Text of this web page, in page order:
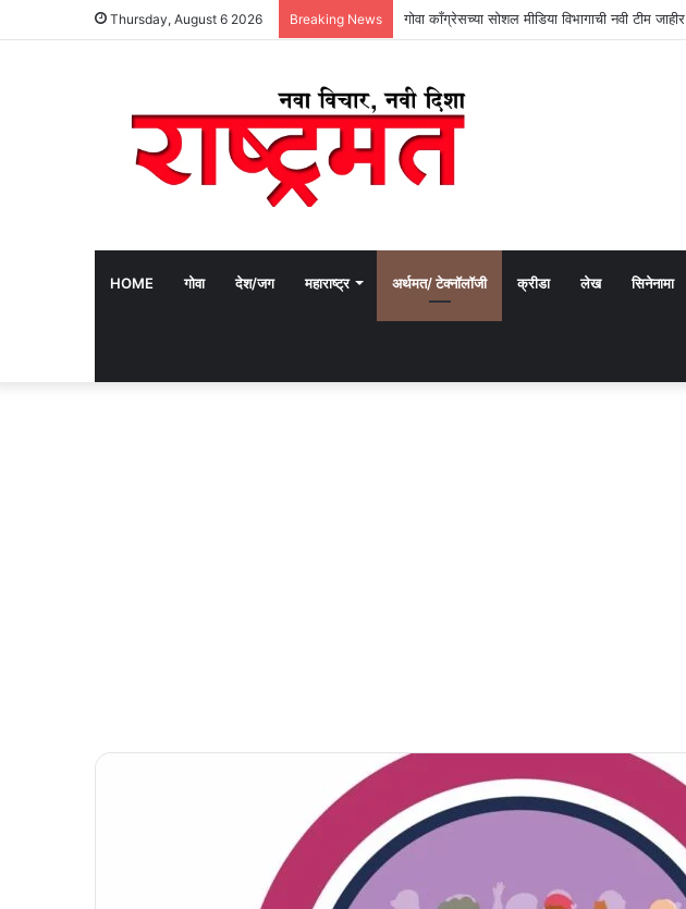
Thursday, August 6 2026 Breaking News गोवा काँग्रेसच्या सोशल मीडिया विभागाची नवी टीम जाहीर
HOME गोवा देश/जग महाराष्ट्र अर्थमत/ टेक्नॉलॉजी क्रीडा लेख सिनेनामा